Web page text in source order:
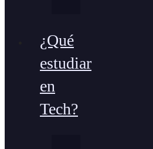
¿Qué
estudiar
en
Tech?